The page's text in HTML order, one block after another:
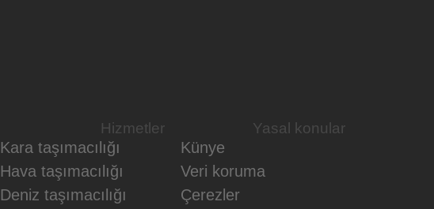
Hizmetler
Kara taşımacılığı
Hava taşımacılığı
Deniz taşımacılığı
Yasal konular
Künye
Veri koruma
Çerezler